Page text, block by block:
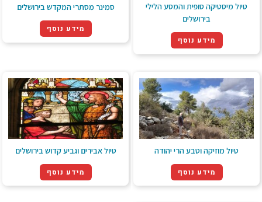
טיול מיסטיקה סופית והמסע הלילי
בירושלים
מידע נוסף
סמינר מסתרי המקדש בירושלים
מידע נוסף
טיול מוזיקה וטבע הרי יהודה
מידע נוסף
טיול אבירים וגביע קדוש בירושלים
מידע נוסף